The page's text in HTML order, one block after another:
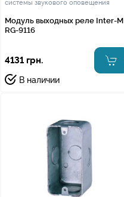
системы звукового оповещения
Модуль выходных реле Inter-M
RG-9116
4131 грн.
В наличии